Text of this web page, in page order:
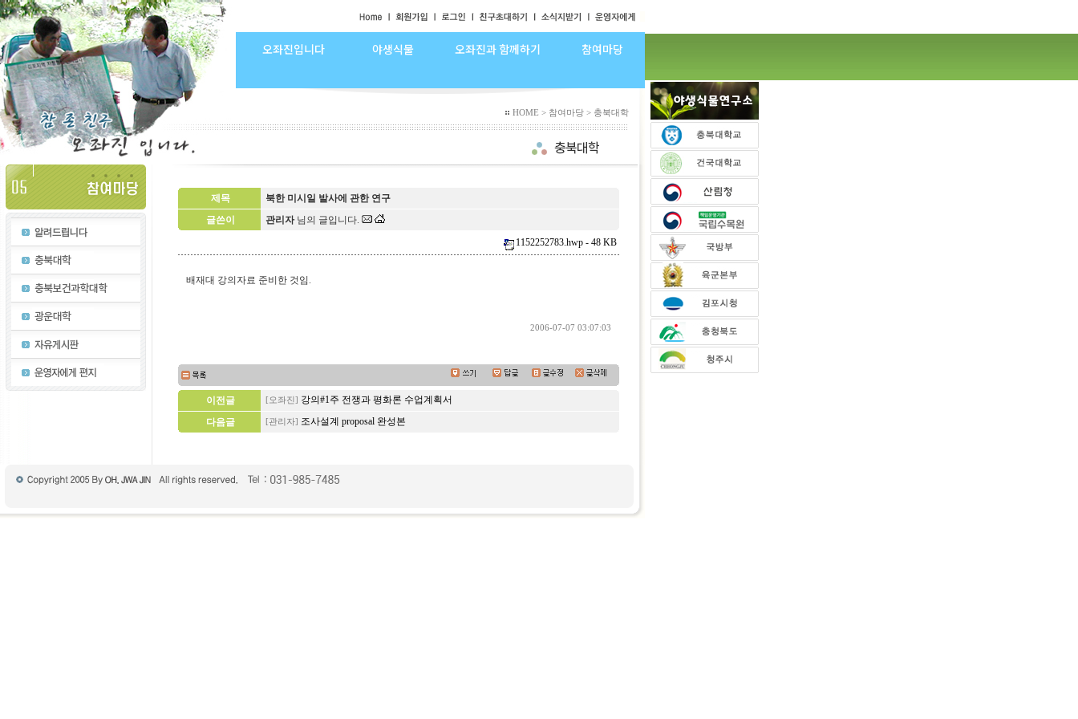
오좌진입니다 야생식물 오좌진과 함께하기 참여마당
HOME > 참여마당 > 충북대학
제목
북한 미시일 발사에 관한 연구
글쓴이
관리자님의 글입니다.
1152252783.hwp - 48 KB
배재대 강의자료 준비한 것임.
2006-07-07 03:07:03
이전글 [오좌진] 강의#1주 전쟁과 평화론 수업계획서
다음글
[관리자] 조사설계 proposal 완성본